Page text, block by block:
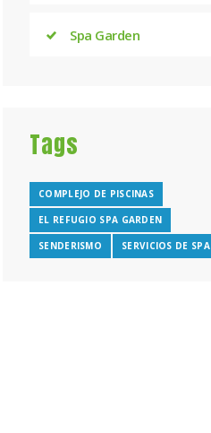
Spa Garden
Tags
COMPLEJO DE PISCINAS
EL REFUGIO SPA GARDEN
SENDERISMO SERVICIOS DE SPA